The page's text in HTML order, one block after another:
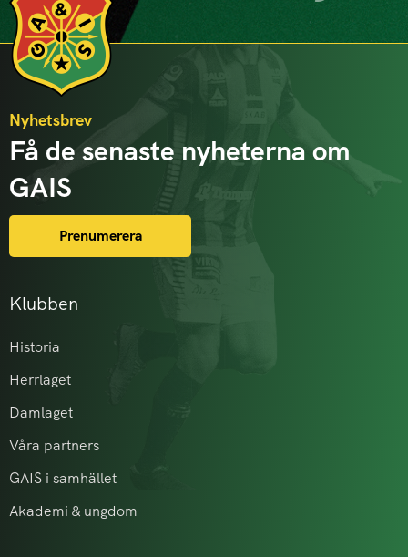
Klubben
Historia
Herrlaget
Damlaget
Våra partners
GAIS i samhället
Akademi & ungdom
Nyhetsbrev
Få de senaste nyheterna om
GAIS
Prenumerera